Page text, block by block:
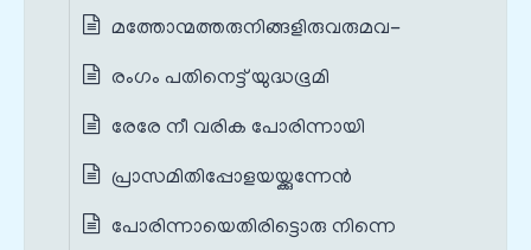
മത്തോന്മത്തരുനിങ്ങളിരുവരുമവ-
രംഗം പതിനെട്ട് യുദ്ധഭൂമി
രേരേ നീ വരിക പോരിന്നായി
പ്രാസമിതിപ്പോളയയ്ക്കുന്നേൻ
പോരിന്നായെതിരിട്ടൊരു നിന്നെ